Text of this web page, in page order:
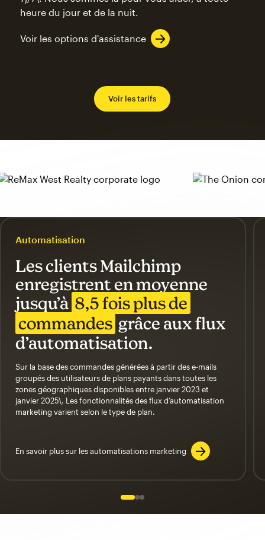
heure du jour et de la nuit.
Voir les options d'assistance
Voir les tarifs
Automatisation
Les clients Mailchimp
enregistrent en moyenne
jusqu’à 8,5 fois plus de
commandes grâce aux flux
d’automatisation.
Sur la base des commandes générées à partir des e-mails
groupés des utilisateurs de plans payants dans toutes les
zones géographiques disponibles entre janvier 2023 et
janvier 2025\. Les fonctionnalités des flux d’automatisation
marketing varient selon le type de plan.
En savoir plus sur les automatisations marketing
Slide 1 of 3
Go to slide 2 of 3
Go to slide 3 of 3